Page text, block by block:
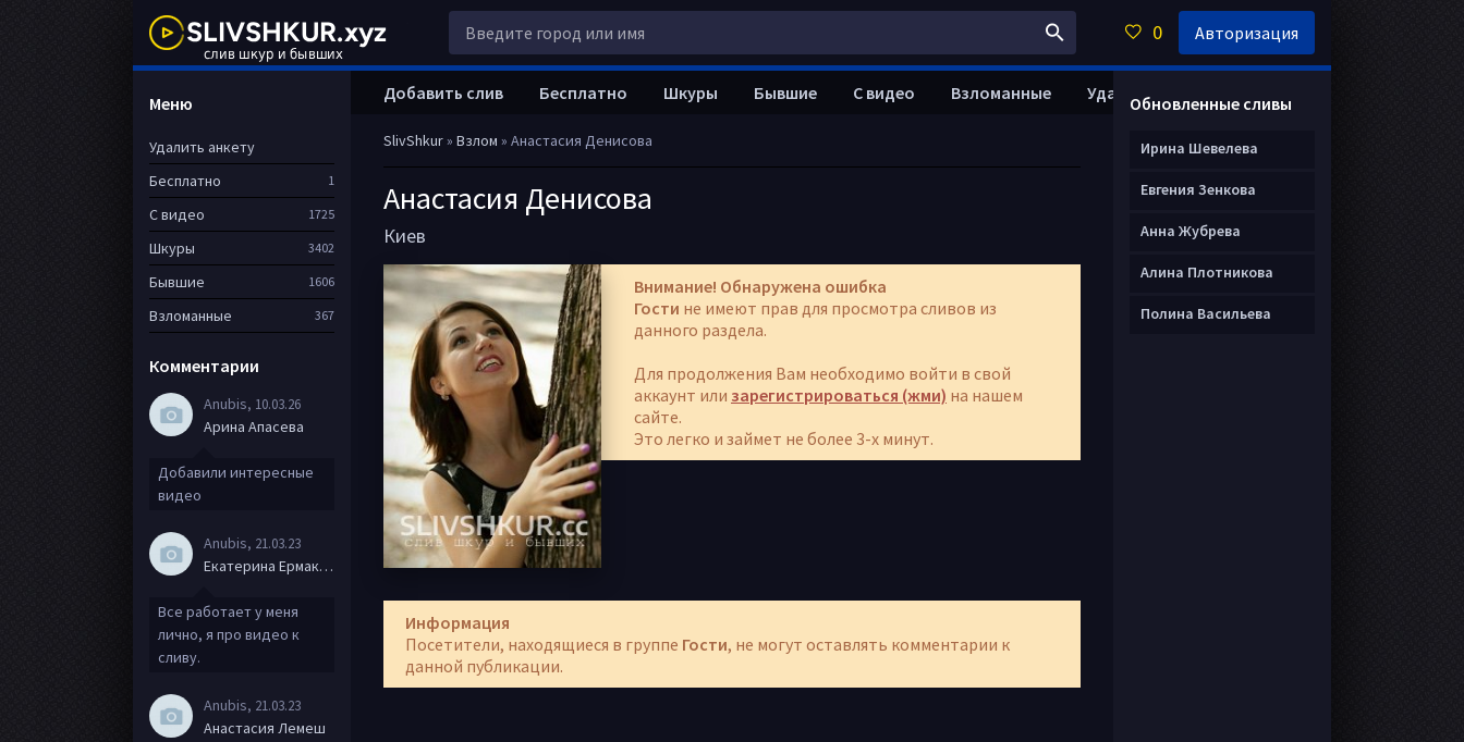
SlivShkur» Взлом » Анастасия Денисова
Анастасия Денисова
Киев
Внимание! Обнаружена ошибка
Гости не имеют прав для просмотра сливов из
данного раздела.
Для продолжения Вам необходимо войти в свой
аккаунт или зарегистрироваться (жми) на нашем
сайте.
Это легко и займет не более 3-х минут.
Информация
Посетители, находящиеся в группе Гости, не могут оставлять комментарии к
данной публикации.
Добавить слив Бесплатно Шкуры Бывшие С видео Взломанные Удалить анкету
Меню
Удалить анкету
Бесплатно
1
С видео 1725
Шкуры 3402
Бывшие 1606
Взломанные 367
Комментарии
Anubis, 10.03.26
Арина Апасева
Добавили интересные
видео
Anubis, 21.03.23
Екатерина Ермакова
Все работает у меня
лично, я про видео к
сливу.
Anubis, 21.03.23
Анастасия Лемеш
Обновленные сливы
Ирина Шевелева
Евгения Зенкова
Анна Жубрева
Алина Плотникова
Полина Васильева
0 Авторизация